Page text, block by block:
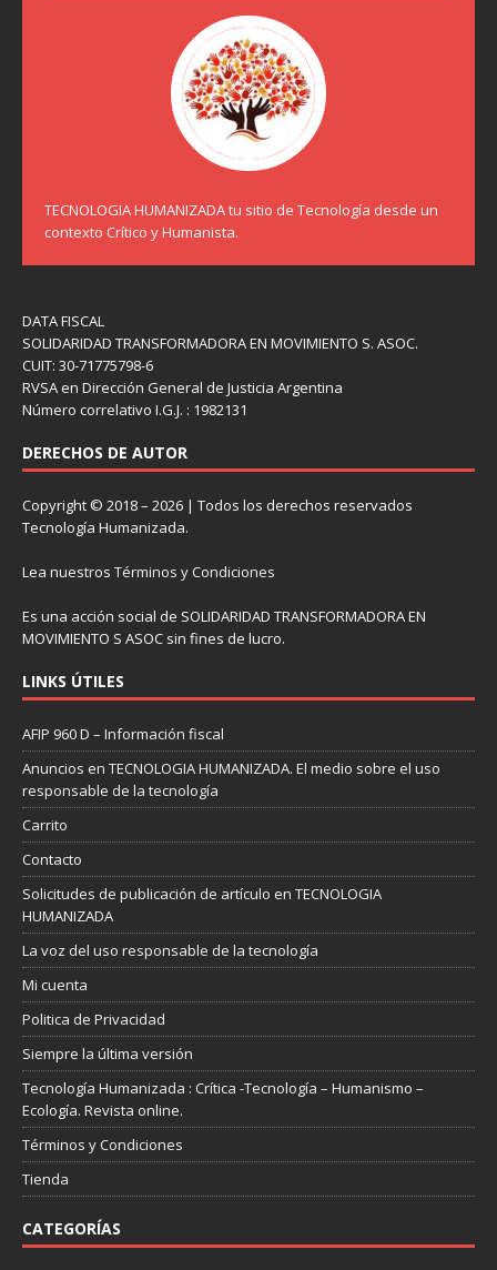
TECNOLOGIA HUMANIZADA tu sitio de Tecnología desde un
contexto Crítico y Humanista.
DATA FISCAL
SOLIDARIDAD TRANSFORMADORA EN MOVIMIENTO S. ASOC.
CUIT: 30-71775798-6
RVSA en Dirección General de Justicia Argentina
Número correlativo I.G.J. : 1982131
DERECHOS DE AUTOR
Copyright © 2018 – 2026 | Todos los derechos reservados
Tecnología Humanizada.
Lea nuestros Términos y Condiciones
Es una acción social de SOLIDARIDAD TRANSFORMADORA EN
MOVIMIENTO S ASOC sin fines de lucro.
LINKS ÚTILES
AFIP 960 D – Información fiscal
Anuncios en TECNOLOGIA HUMANIZADA. El medio sobre el uso
responsable de la tecnología
Carrito
Contacto
Solicitudes de publicación de artículo en TECNOLOGIA
HUMANIZADA
La voz del uso responsable de la tecnología
Mi cuenta
Politica de Privacidad
Siempre la última versión
Tecnología Humanizada : Crítica -Tecnología – Humanismo –
Ecología. Revista online.
Términos y Condiciones
Tienda
CATEGORÍAS